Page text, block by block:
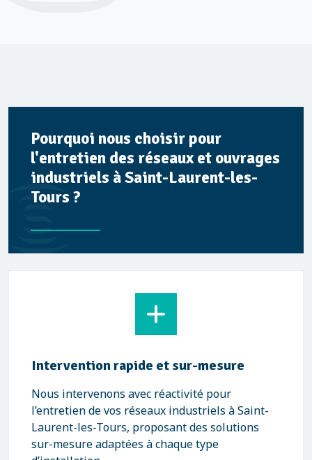
Pourquoi nous choisir pour
l'entretien des réseaux et ouvrages
industriels à Saint-Laurent-les-
Tours ?
Intervention rapide et sur-mesure
Nous intervenons avec réactivité pour
l’entretien de vos réseaux industriels à Saint-
Laurent-les-Tours, proposant des solutions
sur-mesure adaptées à chaque type